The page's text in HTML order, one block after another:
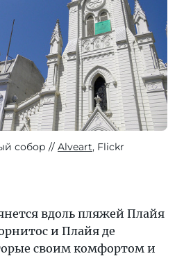
собор Alveart, Flickr
вдоль пляжей Плайя
и Плайя де
своим комфортом и